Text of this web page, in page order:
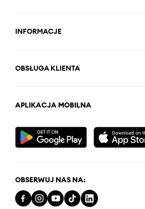
INFORMACJE
OBSŁUGA KLIENTA
APLIKACJA MOBILNA
OBSERWUJ NAS NA: